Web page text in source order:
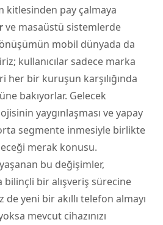
kitlesinden pay çalmaya
ve masaüstü sistemlerde
mobil dünyada da
kullanıcılar sadece marka
her bir kuruşun karşılığında
bakıyorlar. Gelecek
yaygınlaşması ve yapay
segmente inmesiyle birlikte
merak konusu.
bu değişimler,
bilinçli bir alışveriş sürecine
yeni bir akıllı telefon almayı
mevcut cihazınızı